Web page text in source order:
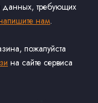
данных, требующих
нам.
пожалуйста
на сайте сервиса